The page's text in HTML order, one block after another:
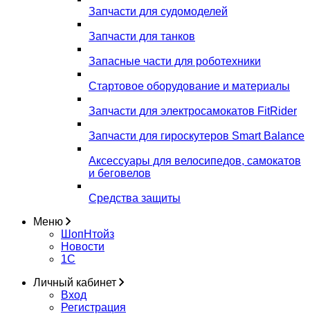
Запчасти для судомоделей
Запчасти для танков
Запасные части для роботехники
Стартовое оборудование и материалы
Запчасти для электросамокатов FitRider
Запчасти для гироскутеров Smart Balance
Аксессуары для велосипедов, самокатов
и беговелов
Средства защиты
Меню
ШопНтойз
Новости
1C
Личный кабинет
Вход
Регистрация